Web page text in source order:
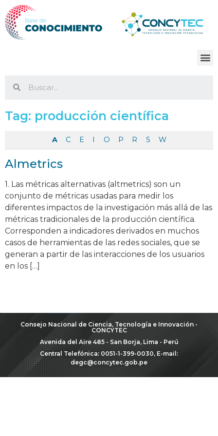
Tag: producción científica
A C E I O P R S W
Almetrics
1. Las métricas alternativas (altmetrics) son un
conjunto de métricas usadas para medir los
diferentes impactos de la investigación más allá de las
métricas tradicionales de la producción científica.
Corresponden a indicadores derivados en muchos
casos de herramientas de las redes sociales, que se
generan a partir de las interacciones de los usuarios
en los […]
Consejo Nacional de Ciencia, Tecnología e Innovación -
CONCYTEC
Avenida del Aire 485 - San Borja, Lima - Perú
Central Telefónica: 0051-1-399-0030, E-mail:
degc@concytec.gob.pe